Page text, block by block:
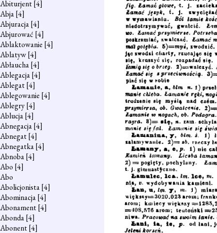
Abiturjent[4]
Abja[4]
Abjuracja[4]
Abjurować [4]
Ablaktowanie [4]
Ablatyw[4]
Abłaucha[4]
Ablegacja[4]
Ablegat[4]
Ablegowanie [4]
Ablegry[4]
Ablucja[4]
Abnegacja[4]
Abnegat[4]
Abnegatka[4]
Abnoba[4]
Abo [4]
Abo
Abolicjonista[4]
Abominacja[4]
Abonament[4]
Abonda[4]
Abonent[4]